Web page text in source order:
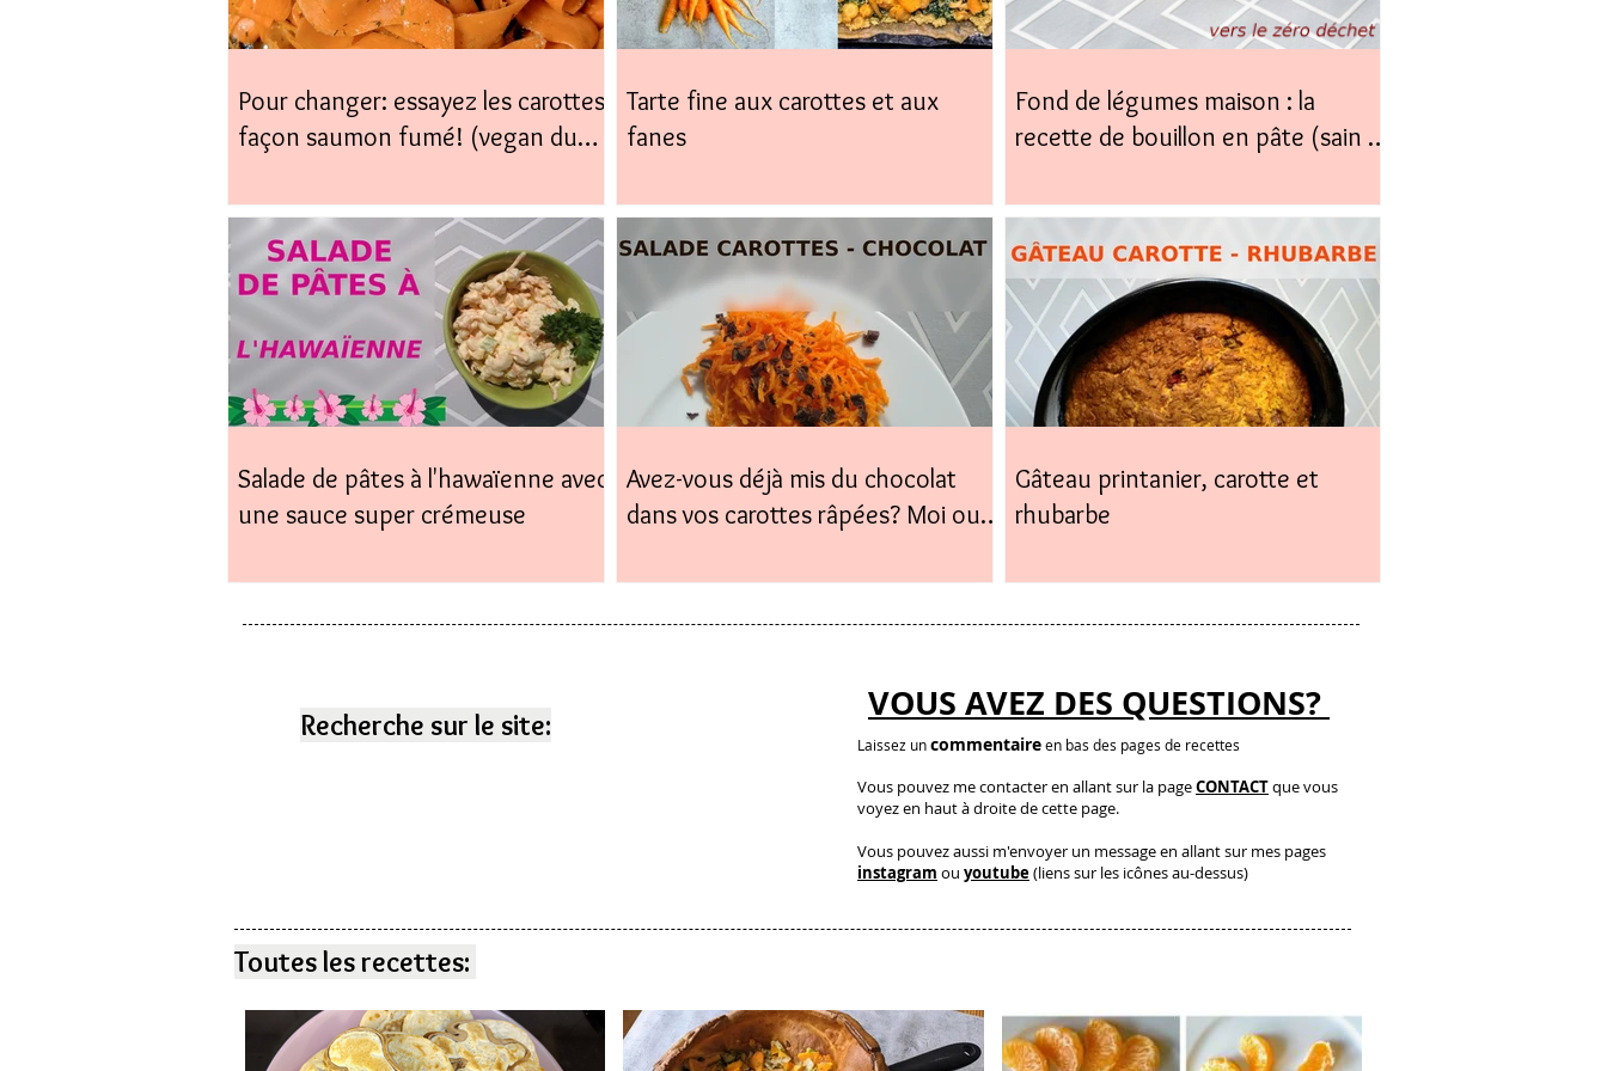
Pour changer: essayez les carottes,
façon saumon fumé! (vegan du
Tarte fine aux carottes et aux
fanes
Fond de légumes maison : la
recette de bouillon en pâte (sain &
Salade de pâtes à l'hawaïenne avec
une sauce super crémeuse
Avez-vous déjà mis du chocolat
dans vos carottes râpées? Moi oui,
Gâteau printanier, carotte et
rhubarbe
Recherche sur le site:
VOUS AVEZ DES QUESTIONS?
Laissez uncommentaireen bas des pages de recettes
Vous pouvez me contacter en allant sur la pageCONTACTque vous
voyez en haut à droite de cette page.
Vous pouvez aussi m'envoyer un message en allant sur mes pages
instagram ou youtube(liens sur les icônes au-dessus)
Toutes les recettes: